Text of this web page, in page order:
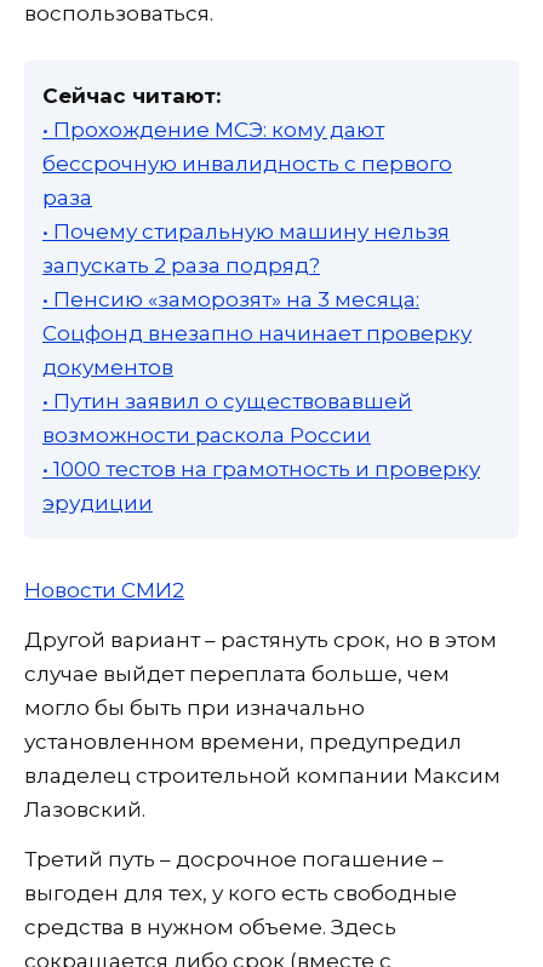
воспользоваться.
Сейчас читают:
• Прохождение МСЭ: кому дают
бессрочную инвалидность с первого
раза
• Почему стиральную машину нельзя
запускать 2 раза подряд?
• Пенсию «заморозят» на 3 месяца:
Соцфонд внезапно начинает проверку
документов
• Путин заявил о существовавшей
возможности раскола России
• 1000 тестов на грамотность и проверку
эрудиции
Новости СМИ2
Другой вариант – растянуть срок, но в этом
случае выйдет переплата больше, чем
могло бы быть при изначально
установленном времени, предупредил
владелец строительной компании Максим
Лазовский.
Третий путь – досрочное погашение –
выгоден для тех, у кого есть свободные
средства в нужном объеме. Здесь
сокращается либо срок (вместе с